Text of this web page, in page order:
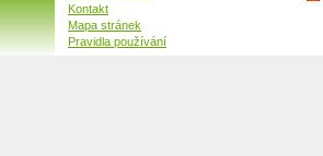
Kontakt
Mapa stránek
Pravidla používání